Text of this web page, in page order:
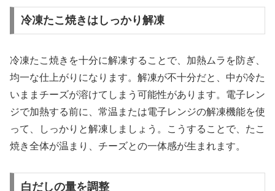
冷凍たこ焼きはしっかり解凍
冷凍たこ焼きを十分に解凍することで、加熱ムラを防ぎ、
均一な仕上がりになります。解凍が不十分だと、中が冷た
いままチーズが溶けてしまう可能性があります。電子レン
ジで加熱する前に、常温または電子レンジの解凍機能を使
って、しっかりと解凍しましょう。こうすることで、たこ
焼き全体が温まり、チーズとの一体感が生まれます。
白だしの量を調整